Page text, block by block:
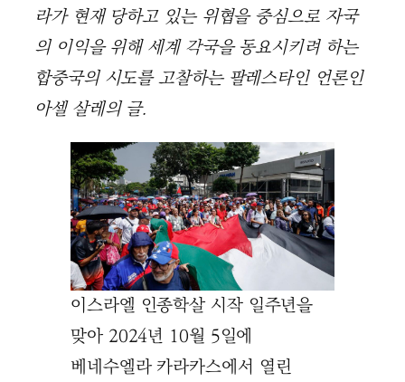
라가 현재 당하고 있는 위협을 중심으로 자국
의 이익을 위해 세계 각국을 동요시키려 하는
합중국의 시도를 고찰하는 팔레스타인 언론인
아셀 살레의 글.
이스라엘 인종학살 시작 일주년을
맞아 2024년 10월 5일에
베네수엘라 카라카스에서 열린